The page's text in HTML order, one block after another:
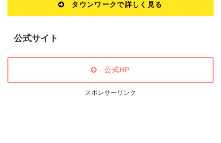
タウンワークで詳しく見る
公式サイト
公式HP
スポンサーリンク